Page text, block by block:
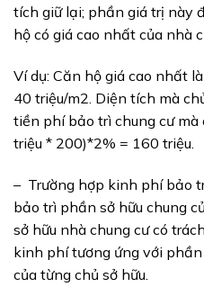
tích giữ lại; phần giá trị này
hộ có giá cao nhất của nhà
Ví dụ: Căn hộ giá cao nhất
40 triệu/m2. Diện tích mà
tiền phí bảo trì chung cưmà
triệu * 200)*2% = 160 triệu.
– Trường hợp kinh phí bảo
bảo trì phần sở hữu chung
sở hữu nhà chung cư có
kinh phí tương ứng với
của từng chủ sở hữu.